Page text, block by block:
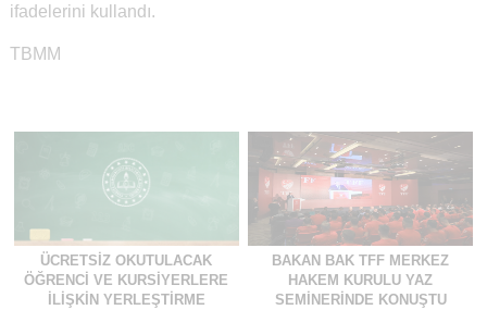
ifadelerini kullandı.
TBMM
ÜCRETSIZ OKUTULACAK
ÖĞRENCI VE KURSIYERLERE
İLIŞKIN YERLEŞTIRME
BAKAN BAK TFF MERKEZ
HAKEM KURULU YAZ
SEMINERINDE KONUŞTU